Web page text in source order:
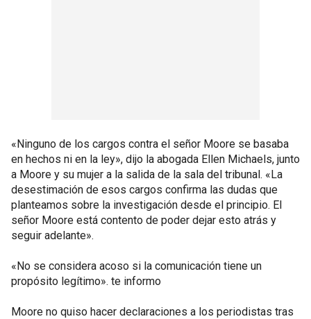
«Ninguno de los cargos contra el señor Moore se basaba
en hechos ni en la ley», dijo la abogada Ellen Michaels, junto
a Moore y su mujer a la salida de la sala del tribunal. «La
desestimación de esos cargos confirma las dudas que
planteamos sobre la investigación desde el principio. El
señor Moore está contento de poder dejar esto atrás y
seguir adelante».
«No se considera acoso si la comunicación tiene un
propósito legítimo». te informo
Moore no quiso hacer declaraciones a los periodistas tras